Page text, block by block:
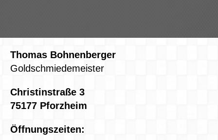
Thomas Bohnenberger
Goldschmiedemeister
Christinstraße 3
75177 Pforzheim
Öffnungszeiten: